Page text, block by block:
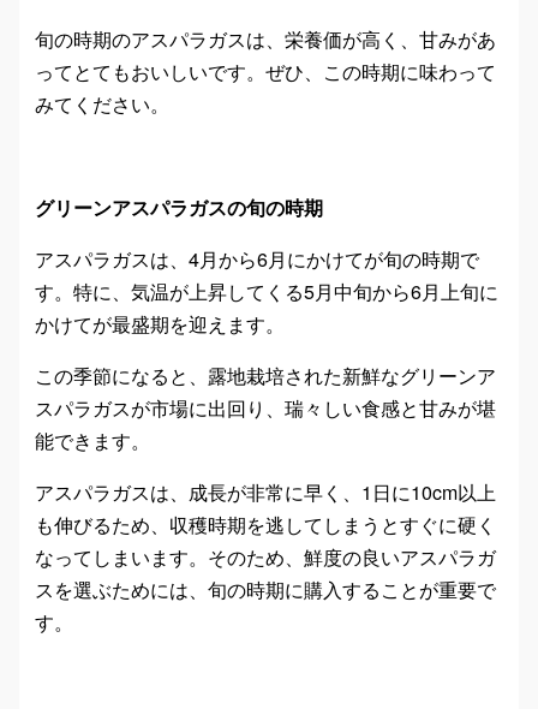
旬の時期のアスパラガスは、栄養価が高く、甘みがあ
ってとてもおいしいです。ぜひ、この時期に味わって
みてください。
グリーンアスパラガスの旬の時期
アスパラガスは、4月から6月にかけてが旬の時期で
す。特に、気温が上昇してくる5月中旬から6月上旬に
かけてが最盛期を迎えます。
この季節になると、露地栽培された新鮮なグリーンア
スパラガスが市場に出回り、瑞々しい食感と甘みが堪
能できます。
アスパラガスは、成長が非常に早く、1日に10cm以上
も伸びるため、収穫時期を逃してしまうとすぐに硬く
なってしまいます。そのため、鮮度の良いアスパラガ
スを選ぶためには、旬の時期に購入することが重要で
す。